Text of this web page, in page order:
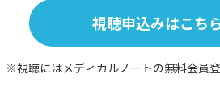
視聴申込みはこち
※視聴にはメディカルノートの無料会員